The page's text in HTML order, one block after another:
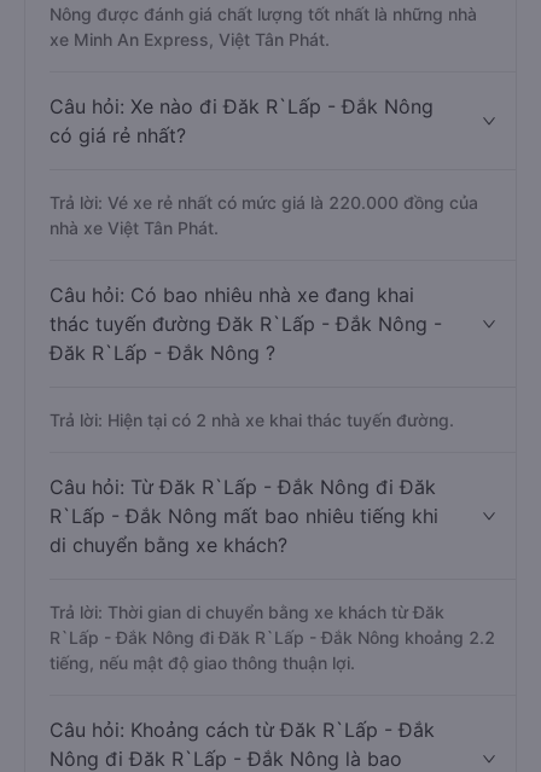
Nông được đánh giá chất lượng tốt nhất là những nhà
xe Minh An Express, Việt Tân Phát.
Câu hỏi: Xe nào đi Đăk R`Lấp - Đắk Nông
có giá rẻ nhất?
Trả lời: Vé xe rẻ nhất có mức giá là 220.000 đồng của
nhà xe Việt Tân Phát.
Câu hỏi: Có bao nhiêu nhà xe đang khai
thác tuyến đường Đăk R`Lấp - Đắk Nông -
Đăk R`Lấp - Đắk Nông ?
Trả lời: Hiện tại có 2 nhà xe khai thác tuyến đường.
Câu hỏi: Từ Đăk R`Lấp - Đắk Nông đi Đăk
R`Lấp - Đắk Nông mất bao nhiêu tiếng khi
di chuyển bằng xe khách?
Trả lời: Thời gian di chuyển bằng xe khách từ Đăk
R`Lấp - Đắk Nông đi Đăk R`Lấp - Đắk Nông khoảng 2.2
tiếng, nếu mật độ giao thông thuận lợi.
Câu hỏi: Khoảng cách từ Đăk R`Lấp - Đắk
Nông đi Đăk R`Lấp - Đắk Nông là bao